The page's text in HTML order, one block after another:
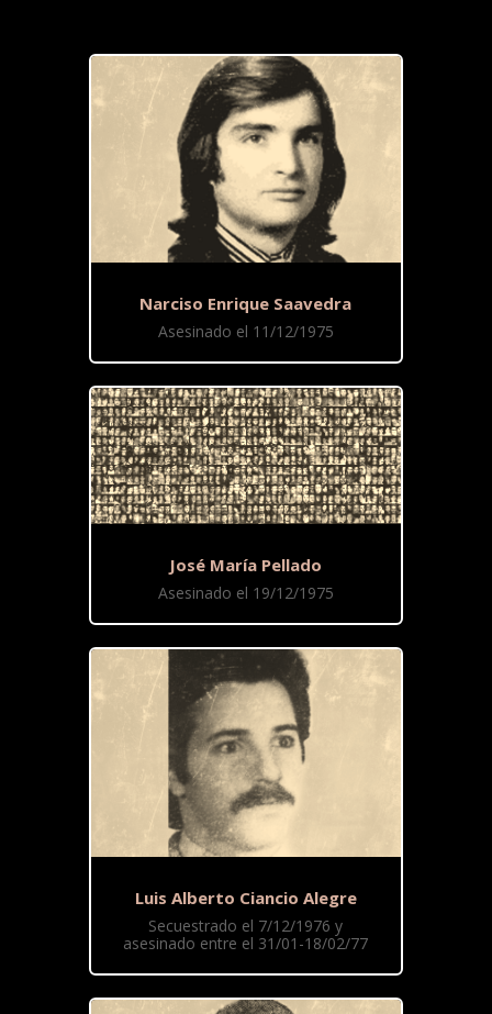
Narciso Enrique Saavedra
Asesinado el 11/12/1975
José María Pellado
Asesinado el 19/12/1975
Luis Alberto Ciancio Alegre
Secuestrado el 7/12/1976 y
asesinado entre el 31/01-18/02/77